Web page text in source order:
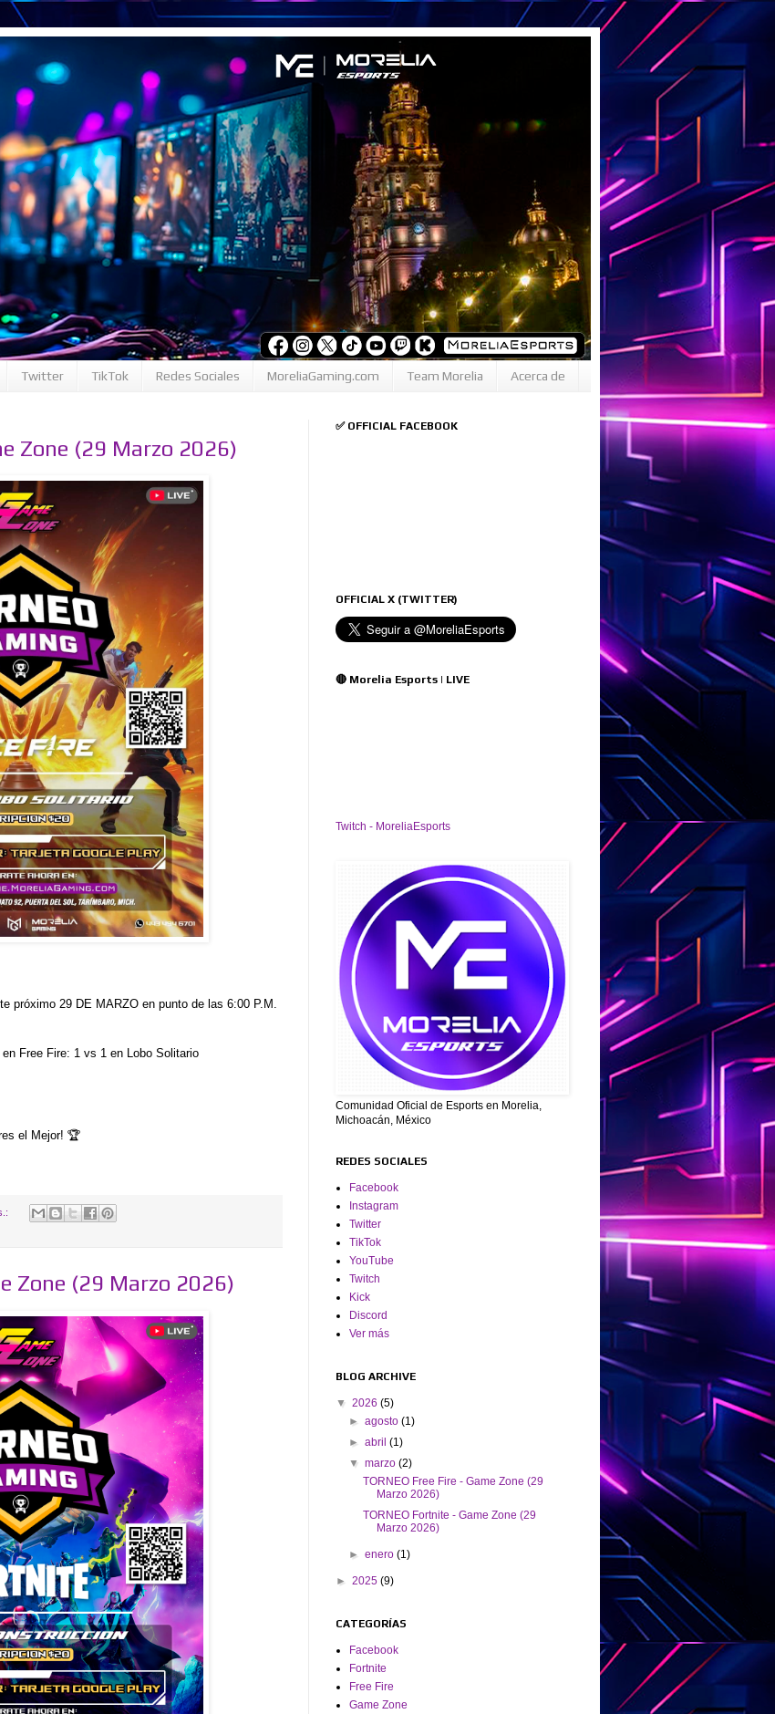
Twitter TikTok Redes Sociales MoreliaGaming.com Team Morelia Acerca de
Zone (29 Marzo 2026)
próximo 29 DE MARZO en punto de las 6:00 P.M.
Free Fire: 1 vs 1 en Lobo Solitario
el Mejor! 🏆
Zone (29 Marzo 2026)
✅ OFFICIAL FACEBOOK
OFFICIAL X (TWITTER)
🔴 Morelia Esports | LIVE
Twitch - MoreliaEsports
Comunidad Oficial de Esports en Morelia,
Michoacán, México
REDES SOCIALES
Facebook
Instagram
Twitter
TikTok
YouTube
Twitch
Kick
Discord
Ver más
BLOG ARCHIVE
▼ 2026 (5)
►agosto(1)
►abril(1)
▼marzo(2)
TORNEO Free Fire - Game Zone (29
Marzo 2026)
TORNEO Fortnite - Game Zone (29
Marzo 2026)
►enero(1)
► 2025 (9)
CATEGORÍAS
Facebook
Fortnite
Free Fire
Game Zone